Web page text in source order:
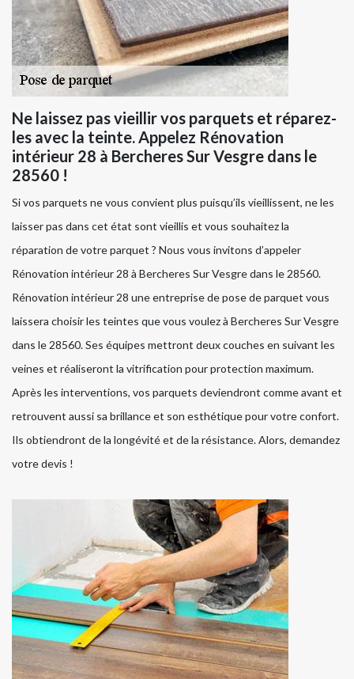
Ne laissez pas vieillir vos parquets et réparez-
les avec la teinte. Appelez Rénovation
intérieur 28 à Bercheres Sur Vesgre dans le
28560 !
Si vos parquets ne vous convient plus puisqu’ils vieillissent, ne les
laisser pas dans cet état sont vieillis et vous souhaitez la
réparation de votre parquet ? Nous vous invitons d’appeler
Rénovation intérieur 28 à Bercheres Sur Vesgre dans le 28560.
Rénovation intérieur 28 une entreprise de pose de parquet vous
laissera choisir les teintes que vous voulez à Bercheres Sur Vesgre
dans le 28560. Ses équipes mettront deux couches en suivant les
veines et réaliseront la vitrification pour protection maximum.
Après les interventions, vos parquets deviendront comme avant et
retrouvent aussi sa brillance et son esthétique pour votre confort.
Ils obtiendront de la longévité et de la résistance. Alors, demandez
votre devis !